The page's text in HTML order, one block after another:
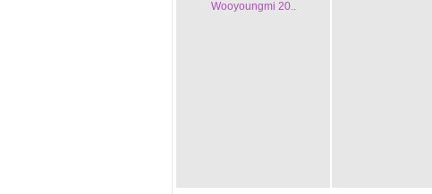
Wooyoungmi 20..